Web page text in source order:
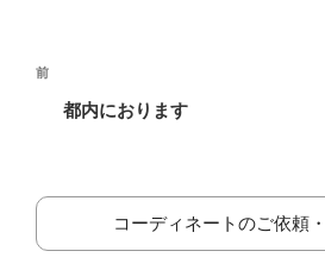
投
ゲ
シ
前
前
都内におります
コーディネートのご依頼